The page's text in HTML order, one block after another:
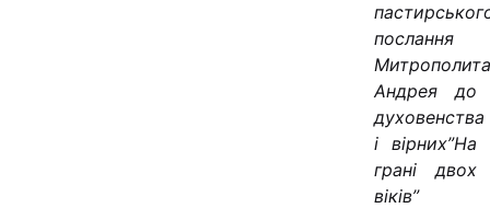
Чемпіонат з міні-
Як допомогти
Ми помолимося
З рук в руки
послання
Митрополита
Андрея до
духовенства
і вірних”На
грані двох
віків”